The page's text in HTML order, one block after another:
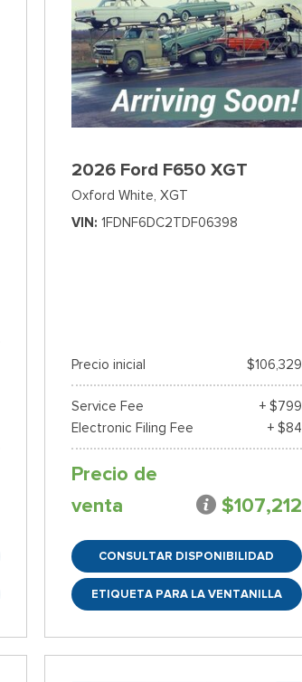
2026 Ford F650 XGT
Oxford White, XGT
VIN 1FDNF6DC2TDF06398
Precio inicial $106,329
Service Fee
+ $799
Electronic Filing Fee
+ $84
Precio de
venta
$107,212
CONSULTAR DISPONIBILIDAD
ETIQUETA PARA LA VENTANILLA